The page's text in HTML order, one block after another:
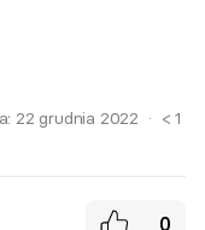
22 grudnia 2022 · < 1
0